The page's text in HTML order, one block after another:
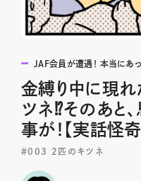
JAF会員が遭遇！ 本当にあ
金縛り中に現
ツネ⁉そのあと
事が！【実話怪奇
＃003 2匹のキツネ